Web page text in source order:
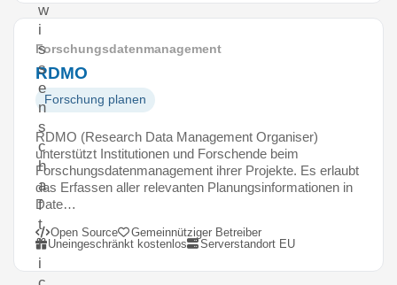
w
i
s
s
e
n
s
c
h
a
f
t
l
i
Forschungsdatenmanagement
RDMO
Forschung planen
RDMO (Research Data Management Organiser)
unterstützt Institutionen und Forschende beim
Forschungsdatenmanagement ihrer Projekte. Es erlaubt
das Erfassen aller relevanten Planungsinformationen in
Date…
Open Source
Gemeinnütziger Betreiber
Uneingeschränkt kostenlos
Serverstandort EU